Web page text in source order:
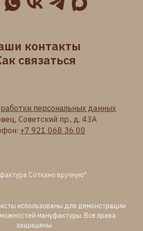
контакты
связаться
персональных данных
Советский пр., д. 43А
+7 921 068 36 00
Соткано вручную"
использованы для демонстрации
мануфактуры. Все права
защищены.